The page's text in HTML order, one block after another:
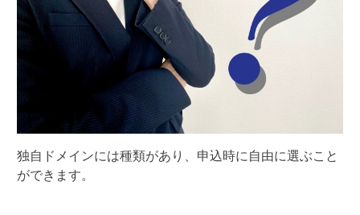
独自ドメインには種類があり、申込時に自由に選ぶこと
ができます。